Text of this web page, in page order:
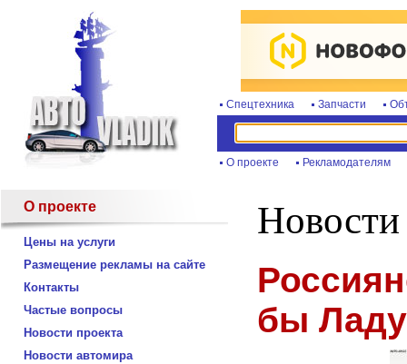
Спецтехника Запчасти
О проекте Рекламодателям
О проекте
Цены на услуги
Размещение рекламы на сайте
Контакты
Частые вопросы
Новости проекта
Новости автомира
Новости
бы